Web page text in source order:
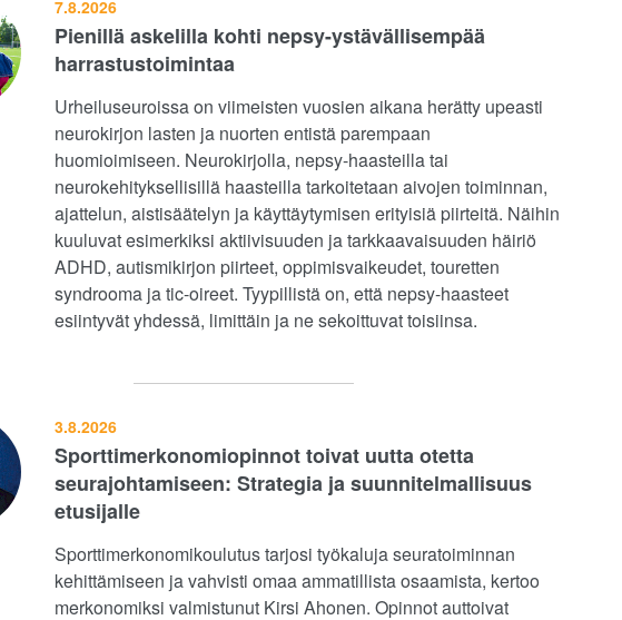
7.8.2026
Pienillä askelilla kohti nepsy-ystävällisempää
harrastustoimintaa
Urheiluseuroissa on viimeisten vuosien aikana herätty upeasti
neurokirjon lasten ja nuorten entistä parempaan
huomioimiseen. Neurokirjolla, nepsy-haasteilla tai
neurokehityksellisillä haasteilla tarkoitetaan aivojen toiminnan,
ajattelun, aistisäätelyn ja käyttäytymisen erityisiä piirteitä. Näihin
kuuluvat esimerkiksi aktiivisuuden ja tarkkaavaisuuden häiriö
ADHD, autismikirjon piirteet, oppimisvaikeudet, touretten
syndrooma ja tic-oireet. Tyypillistä on, että nepsy-haasteet
esiintyvät yhdessä, limittäin ja ne sekoittuvat toisiinsa.
3.8.2026
Sporttimerkonomiopinnot toivat uutta otetta
seurajohtamiseen: Strategia ja suunnitelmallisuus
etusijalle
Sporttimerkonomikoulutus tarjosi työkaluja seuratoiminnan
kehittämiseen ja vahvisti omaa ammatillista osaamista, kertoo
merkonomiksi valmistunut Kirsi Ahonen. Opinnot auttoivat